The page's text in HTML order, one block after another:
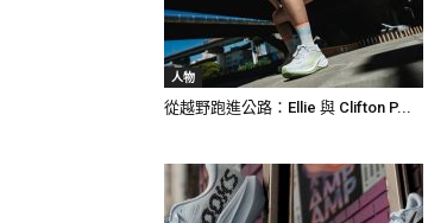
人物
從越野跑進公路：Ellie 與 Clifton P...